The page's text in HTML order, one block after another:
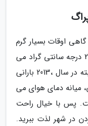
اوقات بسیار گرم
می گردد و درجه حرارت به +20 تا 25 درجه سانتی گراد می
رسد و باران نیز به ندرت می بارد. البته در سال ،2013 بارانی
میانه دمای هوای می
است. پس با خیال راحت
در شهر لذت ببرید.